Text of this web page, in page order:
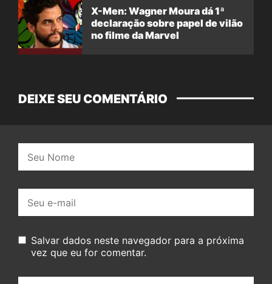
X-Men: Wagner Moura dá 1ª
declaração sobre papel de vilão
no filme da Marvel
DEIXE SEU COMENTÁRIO
mail:
Salvar dados neste navegador para a próxima
vez que eu for comentar.